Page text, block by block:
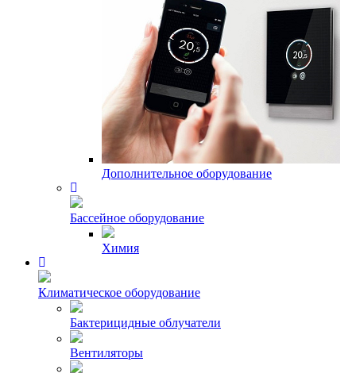
Дополнительное оборудование
Бассейное оборудование
Химия
Климатическое оборудование
Бактерицидные облучатели
Вентиляторы